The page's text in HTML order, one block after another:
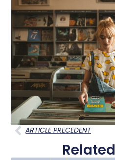
ARTICLE PRECEDENT